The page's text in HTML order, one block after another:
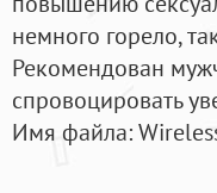
немного горело,
Рекомендован
спровоцировать
Имя файла: